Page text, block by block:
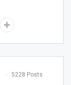
5228 Posts